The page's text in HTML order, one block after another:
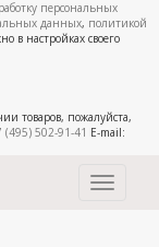
персональных
данных, политикой
в настройках своего
товаров, пожалуйста,
(495) 502-91-41 E-mail:
Toggle